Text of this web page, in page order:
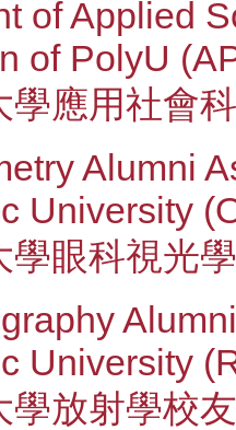
of Applied
of PolyU
學應用社會
Alumni
University
學眼科視光
University
學放射學校